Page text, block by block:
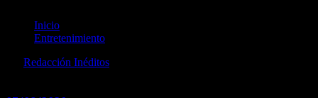
Inicio
Entretenimiento
Redacción Inéditos